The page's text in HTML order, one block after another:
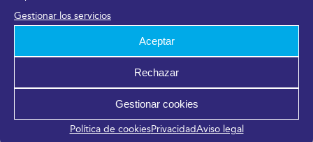
Gestionar los servicios
Aceptar
Rechazar
Gestionar cookies
Política de cookiesPrivacidadAviso legal
innovadoras (CEEIS), clústers y parques científicos y
Transfiere 2019 ha estado organizado por FYCMA
promotores han sido el Ayuntamiento de Málaga, la
Consejería de Conocimiento, Investigación y
Universidad de la Junta de Andalucía y el Ministerio